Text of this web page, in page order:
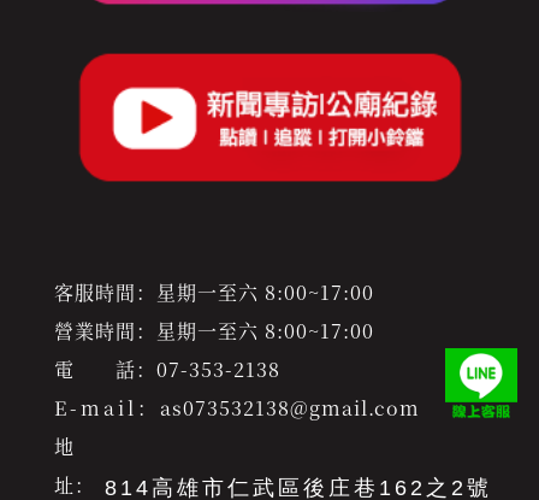
客服時間：星期一至六 8:00~17:00
營業時間：星期一至六 8:00~17:00
電 話： 07-353-2138
E-mail： as073532138@gmail.com
地
址：
814高雄市仁武區後庄巷162之2號